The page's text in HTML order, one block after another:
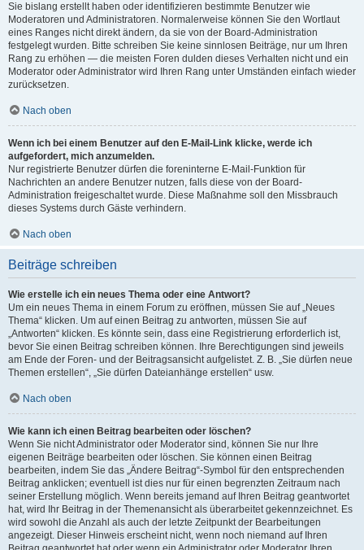
Sie bislang erstellt haben oder identifizieren bestimmte Benutzer wie
Moderatoren und Administratoren. Normalerweise können Sie den Wortlaut
eines Ranges nicht direkt ändern, da sie von der Board-Administration
festgelegt wurden. Bitte schreiben Sie keine sinnlosen Beiträge, nur um Ihren
Rang zu erhöhen — die meisten Foren dulden dieses Verhalten nicht und ein
Moderator oder Administrator wird Ihren Rang unter Umständen einfach wieder
zurücksetzen.
Nach oben
Wenn ich bei einem Benutzer auf den E-Mail-Link klicke, werde ich
aufgefordert, mich anzumelden.
Nur registrierte Benutzer dürfen die foreninterne E-Mail-Funktion für
Nachrichten an andere Benutzer nutzen, falls diese von der Board-
Administration freigeschaltet wurde. Diese Maßnahme soll den Missbrauch
dieses Systems durch Gäste verhindern.
Nach oben
Beiträge schreiben
Wie erstelle ich ein neues Thema oder eine Antwort?
Um ein neues Thema in einem Forum zu eröffnen, müssen Sie auf „Neues
Thema“ klicken. Um auf einen Beitrag zu antworten, müssen Sie auf
„Antworten“ klicken. Es könnte sein, dass eine Registrierung erforderlich ist,
bevor Sie einen Beitrag schreiben können. Ihre Berechtigungen sind jeweils
am Ende der Foren- und der Beitragsansicht aufgelistet. Z. B. „Sie dürfen neue
Themen erstellen“, „Sie dürfen Dateianhänge erstellen“ usw.
Nach oben
Wie kann ich einen Beitrag bearbeiten oder löschen?
Wenn Sie nicht Administrator oder Moderator sind, können Sie nur Ihre
eigenen Beiträge bearbeiten oder löschen. Sie können einen Beitrag
bearbeiten, indem Sie das „Ändere Beitrag“-Symbol für den entsprechenden
Beitrag anklicken; eventuell ist dies nur für einen begrenzten Zeitraum nach
seiner Erstellung möglich. Wenn bereits jemand auf Ihren Beitrag geantwortet
hat, wird Ihr Beitrag in der Themenansicht als überarbeitet gekennzeichnet. Es
wird sowohl die Anzahl als auch der letzte Zeitpunkt der Bearbeitungen
angezeigt. Dieser Hinweis erscheint nicht, wenn noch niemand auf Ihren